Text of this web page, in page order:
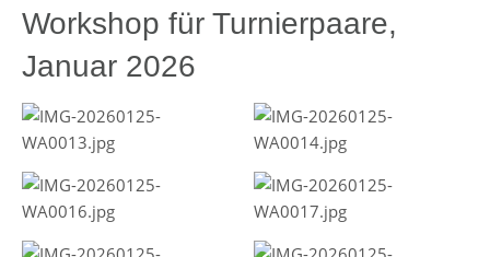
Workshop für Turnierpaare,
Januar 2026